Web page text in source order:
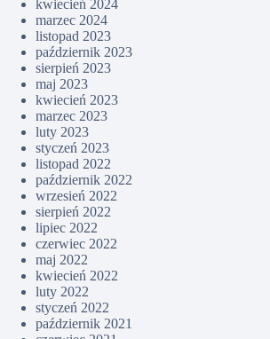
kwiecień 2024
marzec 2024
listopad 2023
październik 2023
sierpień 2023
maj 2023
kwiecień 2023
marzec 2023
luty 2023
styczeń 2023
listopad 2022
październik 2022
wrzesień 2022
sierpień 2022
lipiec 2022
czerwiec 2022
maj 2022
kwiecień 2022
luty 2022
styczeń 2022
październik 2021